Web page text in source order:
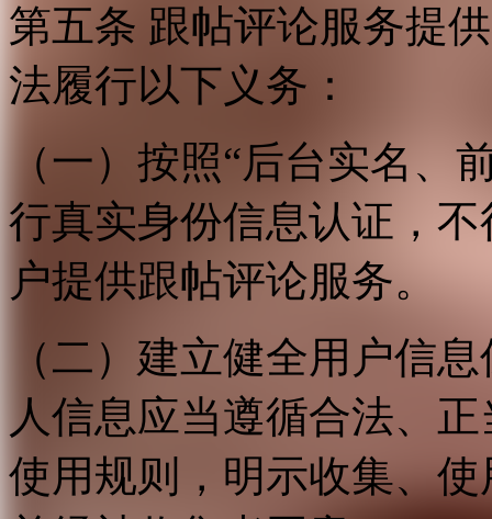
第五条 跟帖评论服务提
法履行以下义务：
（一）按照“后台实名、
行真实身份信息认证，
户提供跟帖评论服务。
（二）建立健全用户信
人信息应当遵循合法、
使用规则，明示收集、